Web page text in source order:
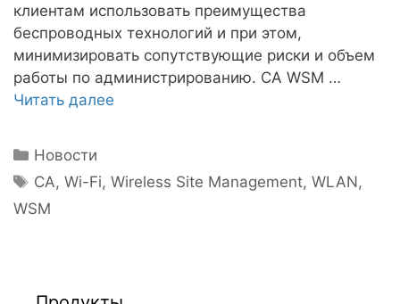
клиентам использовать преимущества
беспроводных технологий и при этом,
минимизировать сопутствующие риски и объем
работы по администрированию. CA WSM …
Читать далее
Рубрики
Новости
Метки
CA,Wi-Fi,Wireless Site Management,WLAN,
WSM